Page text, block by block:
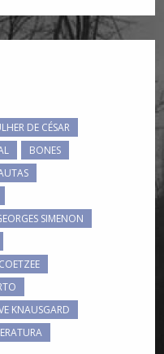
DE CÉSAR
BONES
SIMENON
KNAUSGARD